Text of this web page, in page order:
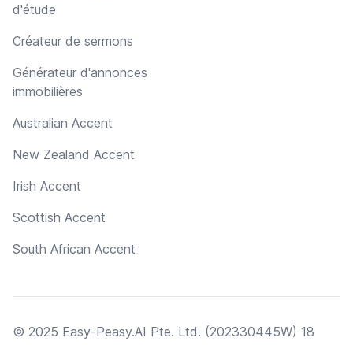
d'étude
Créateur de sermons
Générateur d'annonces
immobilières
Australian Accent
New Zealand Accent
Irish Accent
Scottish Accent
South African Accent
© 2025 Easy-Peasy.AI Pte. Ltd. (202330445W) 18